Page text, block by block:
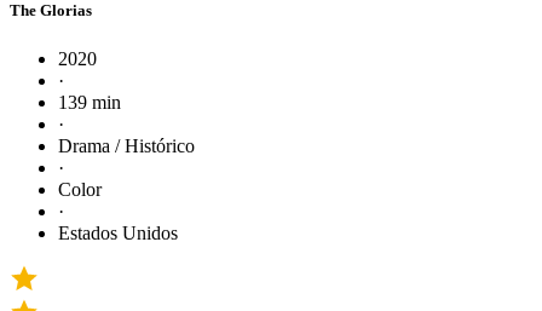
The Glorias
2020
·
139 min
·
Drama / Histórico
·
Color
·
Estados Unidos